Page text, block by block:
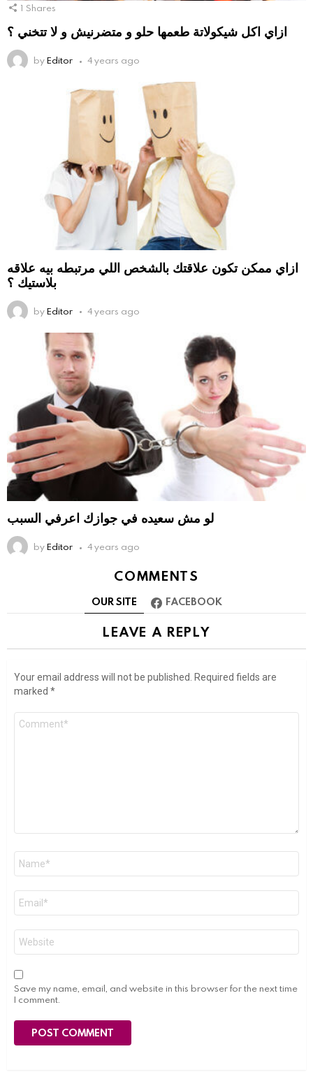
1 Shares
ازاي اكل شيكولاتة طعمها حلو و متضرنيش و لا تتخني ؟
byEditor 4 years ago
ازاي ممكن تكون علاقتك بالشخص اللي مرتبطه بيه علاقه
بلاستيك ؟
byEditor 4 years ago
لو مش سعيده في جوازك اعرفي السبب
byEditor 4 years ago
COMMENTS
OUR SITE FACEBOOK
LEAVE A REPLY
Your email address will not be published.
Required fields are
marked *
Comment
Name
Email
Website
Save my name, email, and website in this browser for the next time
I comment.